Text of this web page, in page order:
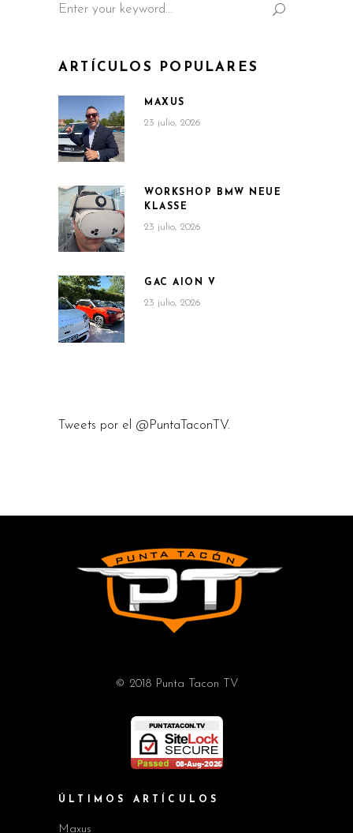
for:
ARTÍCULOS POPULARES
MAXUS
23 julio, 2026
WORKSHOP BMW NEUE
KLASSE
23 julio, 2026
GAC AION V
23 julio, 2026
Tweets por el @PuntaTaconTV.
© 2018 Punta Tacon TV
ÚLTIMOS ARTÍCULOS
Maxus